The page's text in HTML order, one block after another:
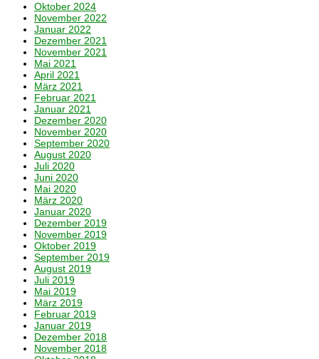
Oktober 2024
November 2022
Januar 2022
Dezember 2021
November 2021
Mai 2021
April 2021
März 2021
Februar 2021
Januar 2021
Dezember 2020
November 2020
September 2020
August 2020
Juli 2020
Juni 2020
Mai 2020
März 2020
Januar 2020
Dezember 2019
November 2019
Oktober 2019
September 2019
August 2019
Juli 2019
Mai 2019
März 2019
Februar 2019
Januar 2019
Dezember 2018
November 2018